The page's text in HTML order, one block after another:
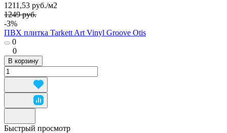
1211,53 руб./м2
1249 руб.
-3%
ПВХ плитка Tarkett Art Vinyl Groove Otis
0
0
В корзину
Быстрый просмотр